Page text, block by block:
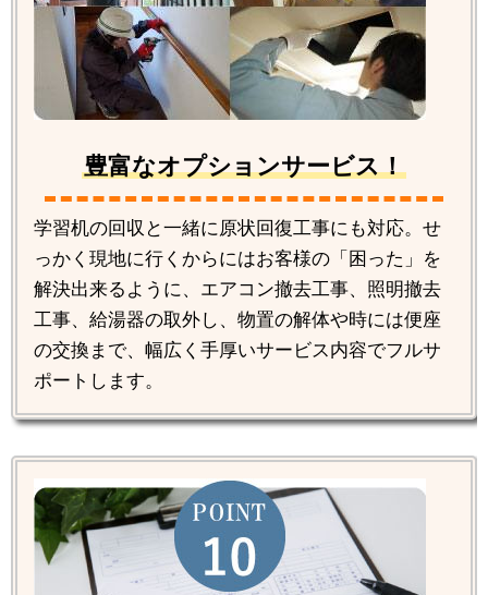
豊富なオプションサービス！
学習机の回収と一緒に原状回復工事にも対応。せ
っかく現地に行くからにはお客様の「困った」を
解決出来るように、エアコン撤去工事、照明撤去
工事、給湯器の取外し、物置の解体や時には便座
の交換まで、幅広く手厚いサービス内容でフルサ
ポートします。